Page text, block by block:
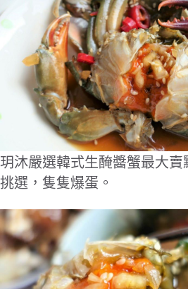
玥沐嚴選韓式生醃醬蟹最大賣
挑選，隻隻爆蛋。